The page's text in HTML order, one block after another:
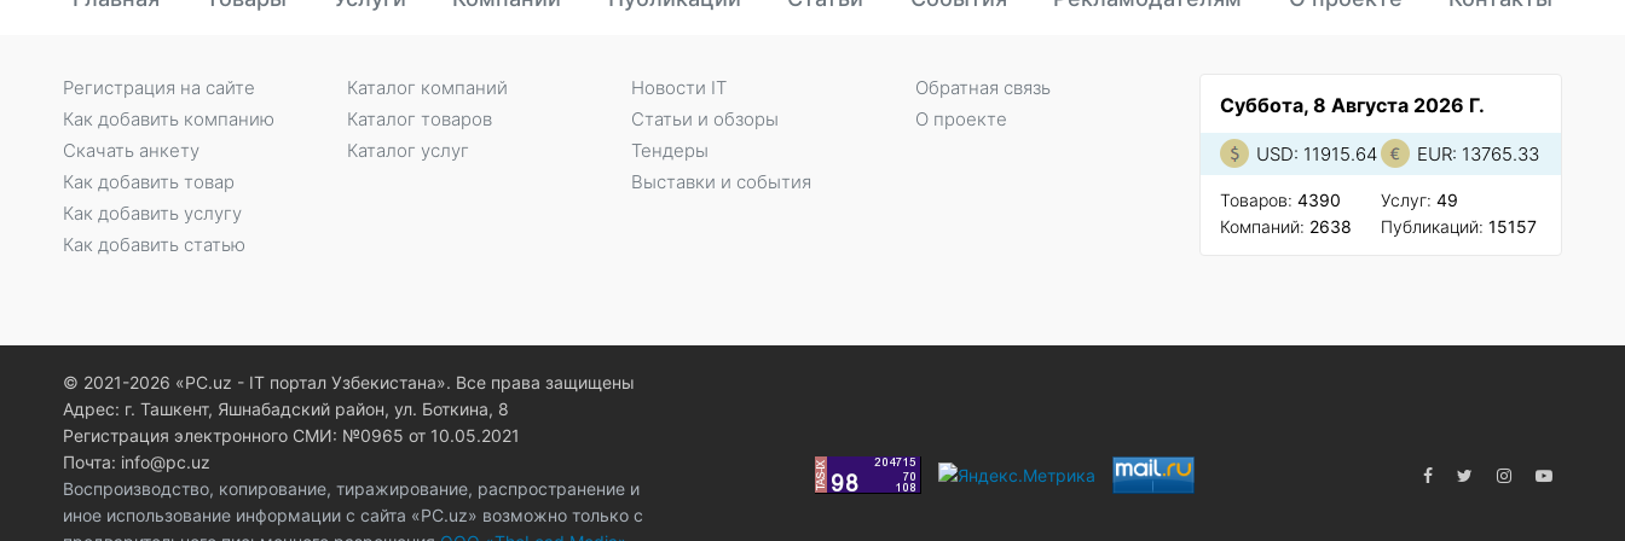
Суббота, 8 Августа 2026 Г.
USD: 11915.64 EUR: 13765.33
Товаров: 4390
Компаний: 2638
Услуг: 49
Публикаций: 15157
Регистрация на сайте
Как добавить компанию
Скачать анкету
Как добавить товар
Как добавить услугу
Как добавить статью
Каталог компаний
Каталог товаров
Каталог услуг
Новости IT
Статьи и обзоры
Тендеры
Выставки и события
Обратная связь
О проекте
© 2021-2026 «PC.uz - IT портал Узбекистана». Все права защищены
Адрес: г. Ташкент, Яшнабадский район, ул. Боткина, 8
Регистрация электронного СМИ: №0965 от 10.05.2021
Почта: info@pc.uz
Воспроизводство, копирование, тиражирование, распространение и
иное использование информации с сайта «PC.uz» возможно только с